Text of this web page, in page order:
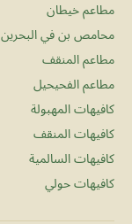
مطاعم خيطان
محامص بن في البحرين
مطاعم المنقف
مطاعم الفحيحيل
كافيهات المهبولة
كافيهات المنقف
كافيهات السالمية
كافيهات حولي